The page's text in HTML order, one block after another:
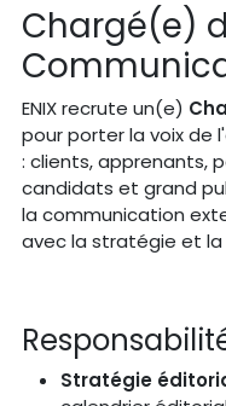
Chargé(e)
ENIX recrute un(e)
pour porter la voix de
: clients, apprenants,
candidats et grand
la communication
avec la stratégie et la
Stratégie